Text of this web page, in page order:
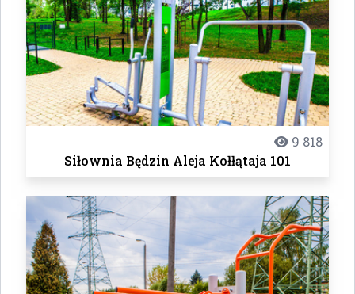
9 818
Siłownia Będzin Aleja Kołłątaja 101